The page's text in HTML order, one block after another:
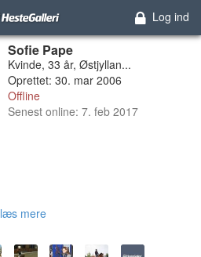
Log ind
Sofie Pape
Kvinde, 33 år, Østjyllan...
Oprettet: 30. mar 2006
Offline
Senest online: 7. feb 2017
læs mere